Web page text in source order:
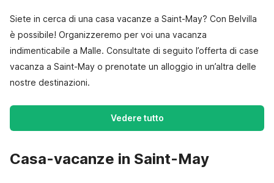
Siete in cerca di una casa vacanze a Saint-May? Con Belvilla
è possibile! Organizzeremo per voi una vacanza
indimenticabile a Malle. Consultate di seguito l’offerta di case
vacanza a Saint-May o prenotate un alloggio in un’altra delle
nostre destinazioni.
Vedere tutto
Casa-vacanze in Saint-May